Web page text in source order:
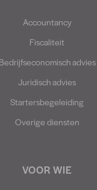
Accountancy
Fiscaliteit
Bedrijfseconomisch advies
Juridisch advies
Startersbegeleiding
Overige diensten
VOOR WIE